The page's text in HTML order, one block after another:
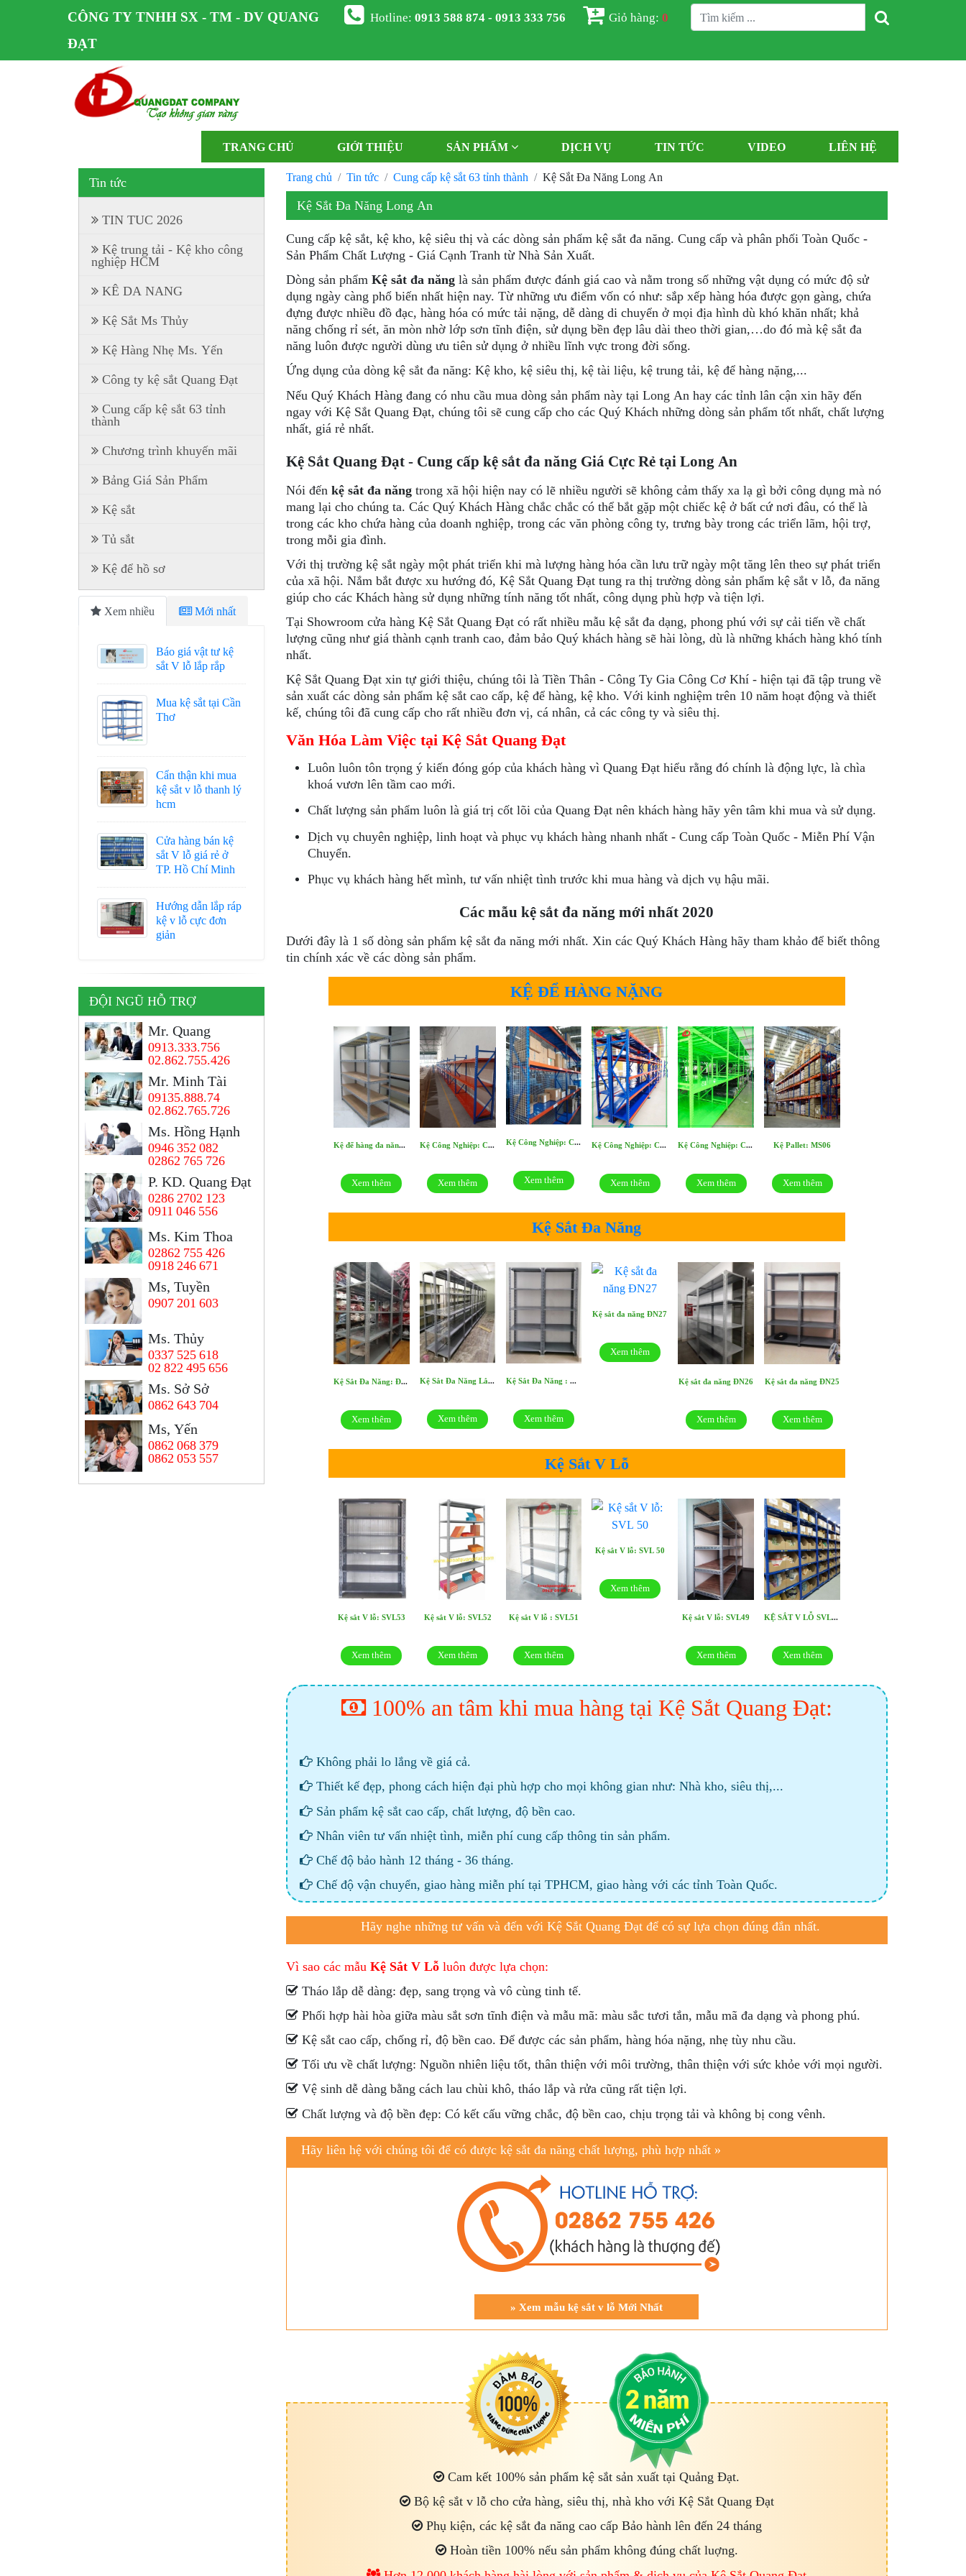
CÔNG TY TNHH SX - TM - DV QUANG
ĐẠT
Hotline:0913 588 874 - 0913 333 756 Giỏ hàng:0
TRANG CHỦ GIỚI THIỆU SẢN PHẨM DỊCH VỤ TIN TỨC VIDEO LIÊN HỆ
Trang chủ Tin tức Cung cấp kệ sắt 63 tỉnh thành Kệ Sắt Đa Năng Long An
Kệ Sắt Đa Năng Long An
Cung cấp kệ sắt, kệ kho, kệ siêu thị và các dòng sản phẩm kệ sắt đa năng. Cung cấp và phân phối Toàn Quốc -
Sản Phẩm Chất Lượng - Giá Cạnh Tranh từ Nhà Sản Xuất.
Dòng sản phẩmKệ sắt đa năng là sản phẩm được đánh giá cao và nằm trong số những vật dụng có mức độ sử
dụng ngày càng phổ biến nhất hiện nay. Từ những ưu điểm vốn có như: sắp xếp hàng hóa được gọn gàng, chứa
đựng được nhiều đồ đạc, hàng hóa có mức tải nặng, dễ dàng di chuyển ở mọi địa hình dù khó khăn nhất; khả
năng chống rỉ sét, ăn mòn nhờ lớp sơn tĩnh điện, sử dụng bền đẹp lâu dài theo thời gian,…do đó mà kệ sắt đa
năng luôn được người dùng ưu tiên sử dụng ở nhiều lĩnh vực trong đời sống.
Ứng dụng của dòng kệ sắt đa năng: Kệ kho, kệ siêu thị, kệ tài liệu, kệ trung tải, kệ để hàng nặng,...
Nếu Quý Khách Hàng đang có nhu cầu mua dòng sản phẩm này tại Long An hay các tỉnh lân cận xin hãy đến
ngay với Kệ Sắt Quang Đạt, chúng tôi sẽ cung cấp cho các Quý Khách những dòng sản phẩm tốt nhất, chất lượng
nhất, giá rẻ nhất.
Kệ Sắt Quang Đạt - Cung cấp kệ sắt đa năng Giá Cực Rẻ tại Long An
Nói đếnkệ sắt đa năngtrong xã hội hiện nay có lẽ nhiều người sẽ không cảm thấy xa lạ gì bởi công dụng mà nó
mang lại cho chúng ta. Các Quý Khách Hàng chắc chắc có thể bắt gặp một chiếc kệ ở bất cứ nơi đâu, có thể là
trong các kho chứa hàng của doanh nghiệp, trong các văn phòng công ty, trưng bày trong các triển lãm, hội trợ,
trong mỗi gia đình.
Với thị trường kệ sắt ngày một phát triển khi mà lượng hàng hóa cần lưu trữ ngày một tăng lên theo sự phát triển
của xã hội. Nắm bắt được xu hướng đó, Kệ Sắt Quang Đạt tung ra thị trường dòng sản phẩm kệ sắt v lỗ, đa năng
giúp cho các Khách hàng sử dụng những tính năng tốt nhất, công dụng phù hợp và tiện lợi.
Tại Showroom cửa hàng Kệ Sắt Quang Đạt có rất nhiều mẫu kệ sắt đa dạng, phong phú với sự cải tiến về chất
lượng cũng như giá thành cạnh tranh cao, đảm bảo Quý khách hàng sẽ hài lòng, dù là những khách hàng khó tính
nhất.
Kệ Sắt Quang Đạt xin tự giới thiệu, chúng tôi là Tiền Thân - Công Ty Gia Công Cơ Khí - hiện tại đã tập trung về
sản xuất các dòng sản phẩm kệ sắt cao cấp, kệ để hàng, kệ kho. Với kinh nghiệm trên 10 năm hoạt động và thiết
kế, chúng tôi đã cung cấp cho rất nhiều đơn vị, cá nhân, cả các công ty và siêu thị.
Văn Hóa Làm Việc tại Kệ Sắt Quang Đạt
Luôn luôn tôn trọng ý kiến đóng góp của khách hàng vì Quang Đạt hiểu rằng đó chính là động lực, là chìa
khoá vươn lên tầm cao mới.
Chất lượng sản phẩm luôn là giá trị cốt lõi của Quang Đạt nên khách hàng hãy yên tâm khi mua và sử dụng.
Dịch vụ chuyên nghiệp, linh hoạt và phục vụ khách hàng nhanh nhất - Cung cấp Toàn Quốc - Miễn Phí Vận
Chuyển.
Phục vụ khách hàng hết mình, tư vấn nhiệt tình trước khi mua hàng và dịch vụ hậu mãi.
Các mẫu kệ sắt đa năng mới nhất 2020
Dưới đây là 1 số dòng sản phẩm kệ sắt đa năng mới nhất. Xin các Quý Khách Hàng hãy tham khảo để biết thông
tin chính xác về các dòng sản phẩm.
KỆ ĐỂ HÀNG NẶNG
Kệ để hàng đa năng: ĐN32
Xem thêm
Kệ Công Nghiệp: CN3606
Xem thêm
Kệ Công Nghiệp: CN3605
Xem thêm
Kệ Công Nghiệp: CN3604
Xem thêm
Kệ Công Nghiệp: CN3602
Xem thêm
Kệ Pallet: MS06
Xem thêm
Kệ Sắt Đa Năng
Kệ Sắt Đa Năng: ĐN30
Xem thêm
Kệ Sắt Đa Năng Lắp Ráp: ĐN29
Xem thêm
Kệ Sắt Đa Năng : ĐN28
Xem thêm
Kệ sắt đa năng ĐN27
Xem thêm
Kệ sắt đa năng ĐN26
Xem thêm
Kệ sắt đa năng ĐN25
Xem thêm
Kệ Sắt V Lỗ
Kệ sắt V lỗ: SVL53
Xem thêm
Kệ sắt V lỗ: SVL52
Xem thêm
Kệ sắt V lỗ : SVL51
Xem thêm
Kệ sắt V lỗ: SVL 50
Xem thêm
Kệ sắt V lỗ: SVL49
Xem thêm
KỆ SẮT V LỖ SVL48
Xem thêm
100% an tâm khi mua hàng tại Kệ Sắt Quang Đạt:
Không phải lo lắng về giá cả.
Thiết kế đẹp, phong cách hiện đại phù hợp cho mọi không gian như: Nhà kho, siêu thị,...
Sản phẩm kệ sắt cao cấp, chất lượng, độ bền cao.
Nhân viên tư vấn nhiệt tình, miễn phí cung cấp thông tin sản phẩm.
Chế độ bảo hành 12 tháng - 36 tháng.
Chế độ vận chuyển, giao hàng miễn phí tại TPHCM, giao hàng với các tỉnh Toàn Quốc.
Hãy nghe những tư vấn và đến với Kệ Sắt Quang Đạt để có sự lựa chọn đúng đắn nhất.
Vì sao các mẫuKệ Sắt V Lỗ luôn được lựa chọn:
Tháo lắp dễ dàng: đẹp, sang trọng và vô cùng tinh tế.
Phối hợp hài hòa giữa màu sắt sơn tĩnh điện và mẫu mã: màu sắc tươi tắn, mẫu mã đa dạng và phong phú.
Kệ sắt cao cấp, chống rỉ, độ bền cao. Để được các sản phẩm, hàng hóa nặng, nhẹ tùy nhu cầu.
Tối ưu về chất lượng: Nguồn nhiên liệu tốt, thân thiện với môi trường, thân thiện với sức khỏe với mọi người.
Vệ sinh dễ dàng bằng cách lau chùi khô, tháo lắp và rửa cũng rất tiện lợi.
Chất lượng và độ bền đẹp: Có kết cấu vững chắc, độ bền cao, chịu trọng tải và không bị cong vênh.
Hãy liên hệ với chúng tôi để có được kệ sắt đa năng chất lượng, phù hợp nhất »
» Xem mẫu kệ sắt v lỗ Mới Nhất
Cam kết 100% sản phẩm kệ sắt sản xuất tại Quảng Đạt.
Bộ kệ sắt v lỗ cho cửa hàng, siêu thị, nhà kho với Kệ Sắt Quang Đạt
Phụ kiện, các kệ sắt đa năng cao cấp Bảo hành lên đến 24 tháng
Hoàn tiền 100% nếu sản phẩm không đúng chất luợng.
Tin tức
TIN TUC 2026
Kệ trung tải - Kệ kho công
nghiệp HCM
KÊ DA NANG
Kệ Sắt Ms Thủy
Kệ Hàng Nhẹ Ms. Yến
Công ty kệ sắt Quang Đạt
Cung cấp kệ sắt 63 tỉnh
thành
Chương trình khuyến mãi
Bảng Giá Sản Phẩm
Kệ sắt
Tủ sắt
Kệ để hồ sơ
Xem nhiều Mới nhất
Báo giá vật tư kệ
sắt V lỗ lắp rắp
Mua kệ sắt tại Cần
Thơ
Cẩn thận khi mua
kệ sắt v lỗ thanh lý
hcm
Cửa hàng bán kệ
sắt V lỗ giá rẻ ở
TP. Hồ Chí Minh
Hướng dẫn lắp ráp
kệ v lỗ cực đơn
giản
ĐỘI NGŨ HỖ TRỢ
Mr. Quang
0913.333.756
02.862.755.426
Mr. Minh Tài
09135.888.74
02.862.765.726
Ms. Hồng Hạnh
0946 352 082
02862 765 726
P. KD. Quang Đạt
0286 2702 123
0911 046 556
Ms. Kim Thoa
02862 755 426
0918 246 671
Ms, Tuyền
0907 201 603
Ms. Thủy
0337 525 618
02 822 495 656
Ms. Sở Sở
0862 643 704
Ms, Yến
0862 068 379
0862 053 557